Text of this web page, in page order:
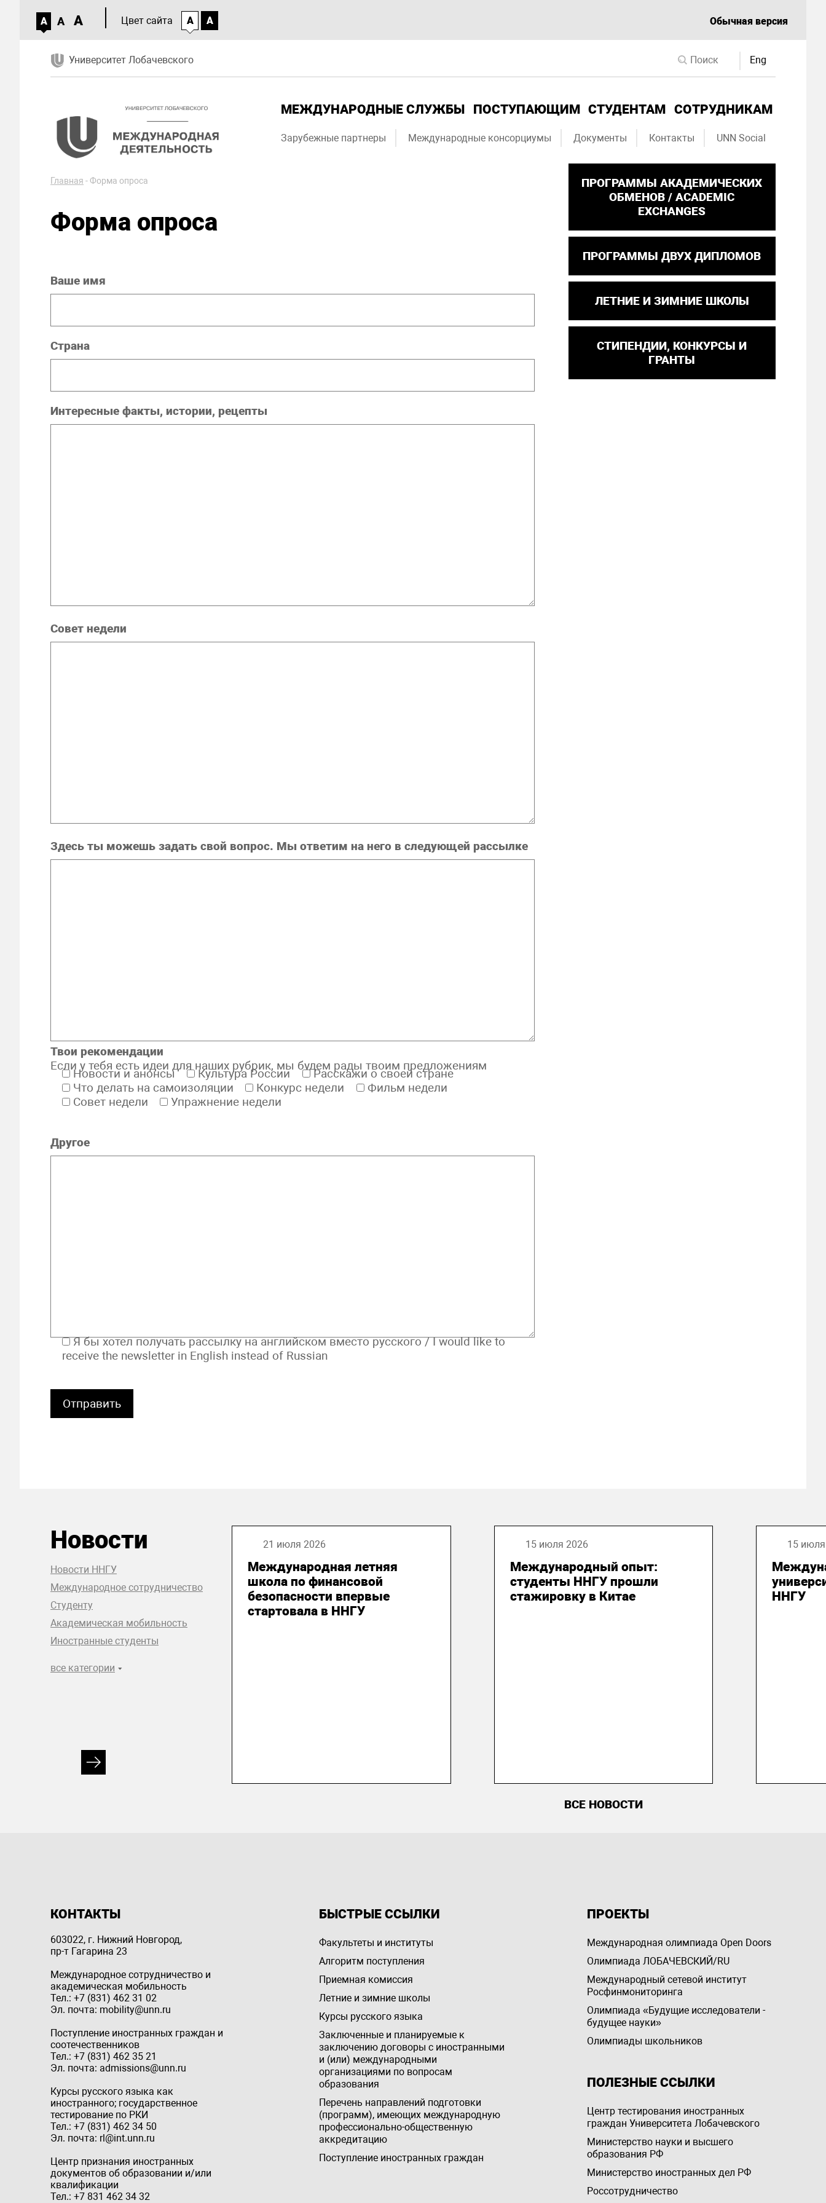
A A A Цвет сайта A A Обычная версия
Университет Лобачевского Eng
МЕЖДУНАРОДНЫЕ СЛУЖБЫ ПОСТУПАЮЩИМ СТУДЕНТАМ СОТРУДНИКАМ
Зарубежные партнеры Международные консорциумы Документы Контакты UNN Social
Главная -Форма опроса
Форма опроса
Ваше имя
Страна
Интересные факты, истории, рецепты
Совет недели
Здесь ты можешь задать свой вопрос. Мы ответим на него в следующей рассылке
Твои рекомендации
Если у тебя есть идеи для наших рубрик, мы будем рады твоим предложениям
Новости и анонсы Культура России
Расскажи о своей стране
Что делать на самоизоляции
Конкурс недели
Фильм недели
Совет недели
Упражнение недели
Другое
Я бы хотел получать рассылку на английском вместо русского / I would like to
receive the newsletter in English instead of Russian
ПРОГРАММЫ АКАДЕМИЧЕСКИХ
ОБМЕНОВ / ACADEMIC
EXCHANGES
ПРОГРАММЫ ДВУХ ДИПЛОМОВ
ЛЕТНИЕ И ЗИМНИЕ ШКОЛЫ
СТИПЕНДИИ, КОНКУРСЫ И
ГРАНТЫ
Новости
Новости ННГУ
Международное сотрудничество
Студенту
Академическая мобильность
Иностранные студенты
все категории
21 июля 2026
Международная летняя
школа по финансовой
безопасности впервые
стартовала в ННГУ
15 июля 2026
Международный опыт:
студенты ННГУ прошли
стажировку в Китае
15
ННГУ
ВСЕ НОВОСТИ
КОНТАКТЫ
603022, г. Нижний Новгород,
пр-т Гагарина 23
Международное сотрудничество и
академическая мобильность
Тел.: +7 (831) 462 31 02
Эл. почта: mobility@unn.ru
Поступление иностранных граждан и
соотечественников
Тел.: +7 (831) 462 35 21
Эл. почта: admissions@unn.ru
Курсы русского языка как
иностранного; государственное
тестирование по РКИ
Тел.: +7 (831) 462 34 50
Эл. почта: rl@int.unn.ru
Центр признания иностранных
документов об образовании и/или
квалификации
Тел.: +7 831 462 34 32
БЫСТРЫЕ ССЫЛКИ
Факультеты и институты
Алгоритм поступления
Приемная комиссия
Летние и зимние школы
Курсы русского языка
Заключенные и планируемые к
заключению договоры с иностранными
и (или) международными
организациями по вопросам
образования
Перечень направлений подготовки
(программ), имеющих международную
профессионально-общественную
аккредитацию
Поступление иностранных граждан
ПРОЕКТЫ
Международная олимпиада Open Doors
Олимпиада ЛОБАЧЕВСКИЙ/RU
Международный сетевой институт
Росфинмониторинга
Олимпиада «Будущие исследователи -
будущее науки»
Олимпиады школьников
ПОЛЕЗНЫЕ ССЫЛКИ
Центр тестирования иностранных
граждан Университета Лобачевского
Министерство науки и высшего
образования РФ
Министерство иностранных дел РФ
Россотрудничество